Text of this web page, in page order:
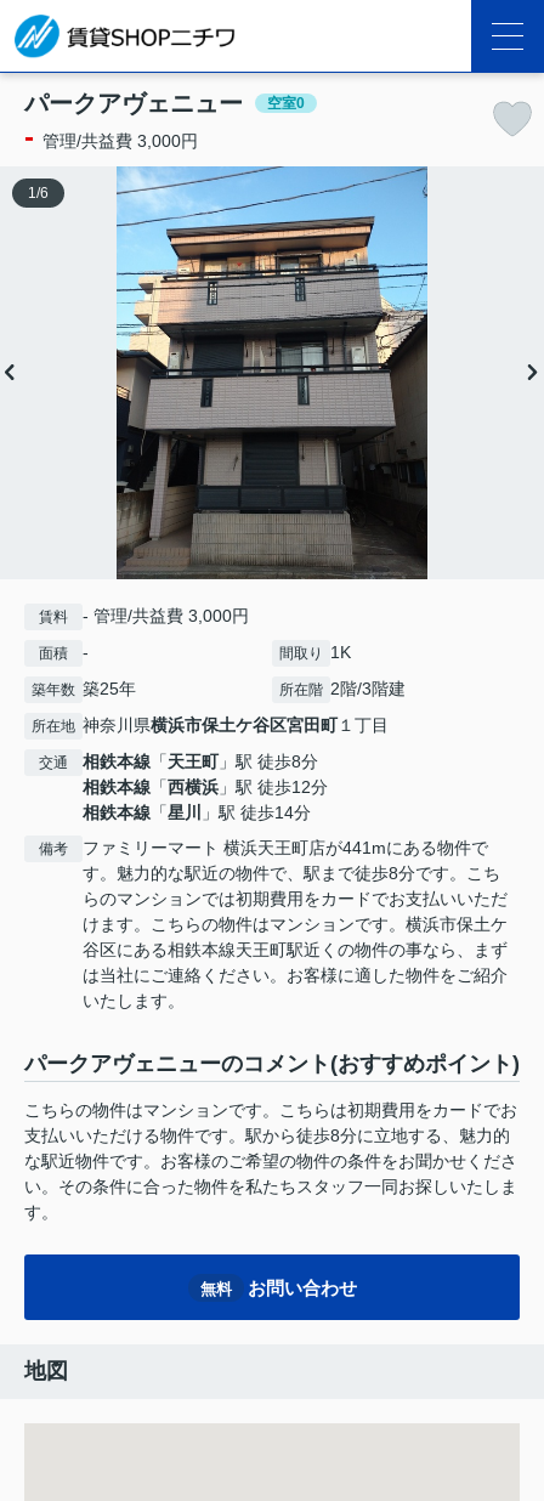
パークアヴェニュー 空室0
- 管理/共益費 3,000円
1 /6
賃料 - 管理/共益費 3,000円
面積 - 間取り 1K
築年数 築25年 所在階 2階/3階建
所在地 神奈川県横浜市保土ケ谷区宮田町１丁目
交通 相鉄本線 「天王町」駅 徒歩8分
相鉄本線 「西横浜 」駅 徒歩12分
相鉄本線 「星川 」駅 徒歩14分
備考
ファミリーマート 横浜天王町店が441mにある物件で
す。魅力的な駅近の物件で、駅まで徒歩8分です。こち
らのマンションでは初期費用をカードでお支払いいただ
けます。こちらの物件はマンションです。横浜市保土ケ
谷区にある相鉄本線天王町駅近くの物件の事なら、まず
は当社にご連絡ください。お客様に適した物件をご紹介
いたします。
パークアヴェニューのコメント(おすすめポイント)
こちらの物件はマンションです。こちらは初期費用をカードでお
支払いいただける物件です。駅から徒歩8分に立地する、魅力的
な駅近物件です。お客様のご希望の物件の条件をお聞かせくださ
い。その条件に合った物件を私たちスタッフ一同お探しいたしま
す。
無料 お問い合わせ
地図